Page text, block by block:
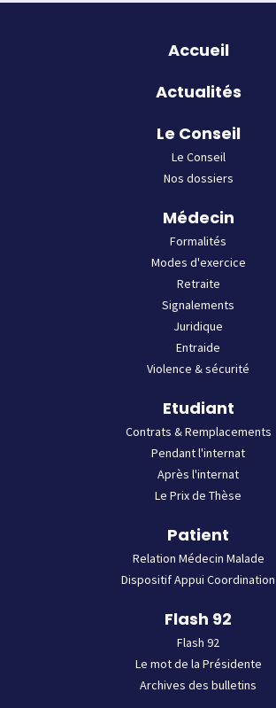
Accueil
Actualités
Le Conseil
Le Conseil
Nos dossiers
Médecin
Formalités
Modes d'exercice
Retraite
Signalements
Juridique
Entraide
Violence & sécurité
Etudiant
Contrats & Remplacements
Pendant l'internat
Après l'internat
Le Prix de Thèse
Patient
Relation Médecin Malade
Dispositif Appui Coordination
Flash 92
Flash 92
Le mot de la Présidente
Archives des bulletins